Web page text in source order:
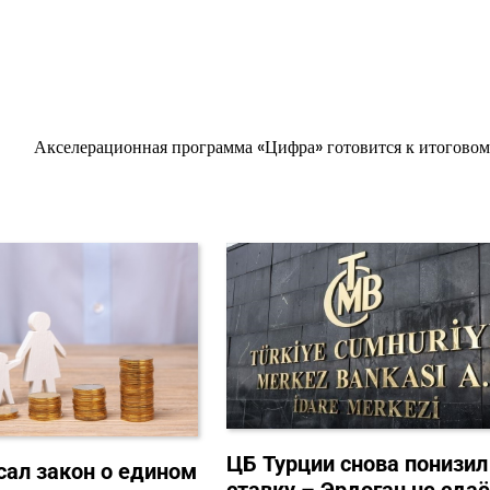
Акселерационная программа «Цифра» готовится к
закон о едином
ЦБ Турции снова понизил